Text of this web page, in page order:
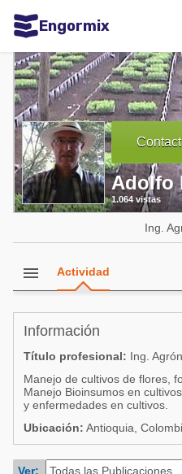
Engormix
Comunidades en español
Agricultura
Balanceados - Piensos
Avicultura
Ganadería
Lechería
Micotoxinas
Porcicultura
Comunidades en inglés
Acuacultura
Micotoxinas
Avicultura
Porcicultura
Comunidades en portugués
Avicultura
Adolfo
1.064 vistas
Ing.
menu Actividad
Información
Título profesional: Ing.
Manejo de cultivos de flores,
Manejo Bioinsumos en
y enfermedades en cultivos.
Ubicación: Antioquia,
Ver: